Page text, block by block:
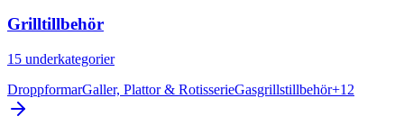
Grilltillbehör
15 underkategorier
DroppformarGaller, Plattor & RotisserieGasgrillstillbehör+12